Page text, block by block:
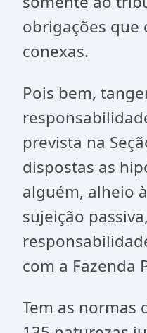
obrigações que
conexas.
Pois bem,
prevista na
dispostas as
alguém, alheio
sujeição
com a Fazenda
Tem as normas